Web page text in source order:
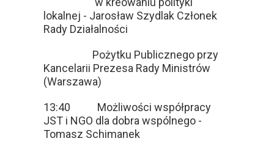
lokalnej - Jarosław Szydlak Członek
Rady Działalności
Pożytku Publicznego przy
Kancelarii Prezesa Rady Ministrów
(Warszawa)
13:40 Możliwości współpracy
JST i NGO dla dobra wspólnego -
Tomasz Schimanek